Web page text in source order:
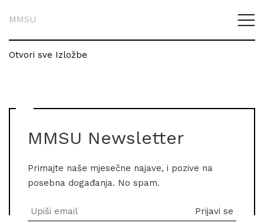
MMSU
Otvori sve Izložbe
MMSU Newsletter
Primajte naše mjesečne najave, i pozive na
posebna događanja. No spam.